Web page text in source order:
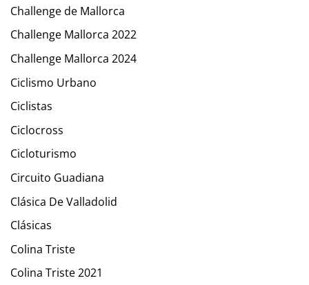
Challenge de Mallorca
Challenge Mallorca 2022
Challenge Mallorca 2024
Ciclismo Urbano
Ciclistas
Ciclocross
Cicloturismo
Circuito Guadiana
Clásica De Valladolid
Clásicas
Colina Triste
Colina Triste 2021